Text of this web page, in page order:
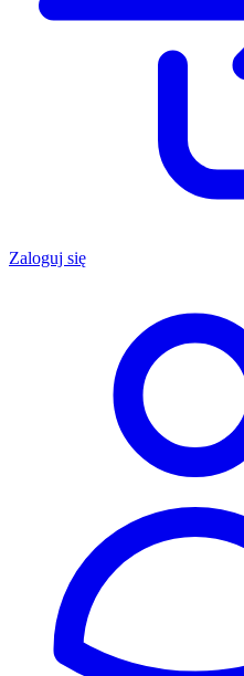
Zaloguj się